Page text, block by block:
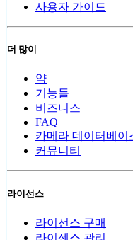
사용자 가이드
더 많이
약
기능들
비즈니스
FAQ
카메라 데이터베이
커뮤니티
라이선스
라이선스 구매
라이센스 관리